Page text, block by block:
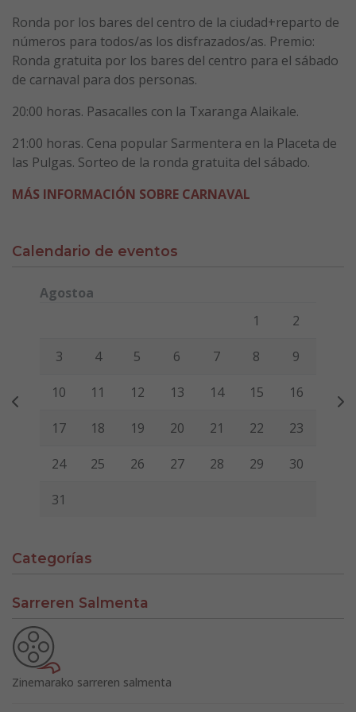
Ronda por los bares del centro de la ciudad+reparto de
números para todos/as los disfrazados/as. Premio:
Ronda gratuita por los bares del centro para el sábado
de carnaval para dos personas.
20:00 horas. Pasacalles con la Txaranga Alaikale.
21:00 horas. Cena popular Sarmentera en la Placeta de
las Pulgas. Sorteo de la ronda gratuita del sábado.
MÁS INFORMACIÓN SOBRE CARNAVAL
Calendario de eventos
Agostoa
Viernes Sábado
1 2
3 4 5 6 7 8 9
10 11 12 13 14 15 16
17 18 19 20 21 22 23
24 25 26 27 28 29 30
31
Categorías
Sarreren Salmenta
Zinemarako sarreren salmenta